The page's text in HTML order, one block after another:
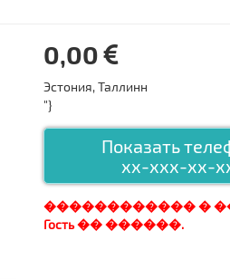
0,00
Эстония, Таллинн
"}
Показать
xx-xxx-xx-
������������ �
Гость �� ������.